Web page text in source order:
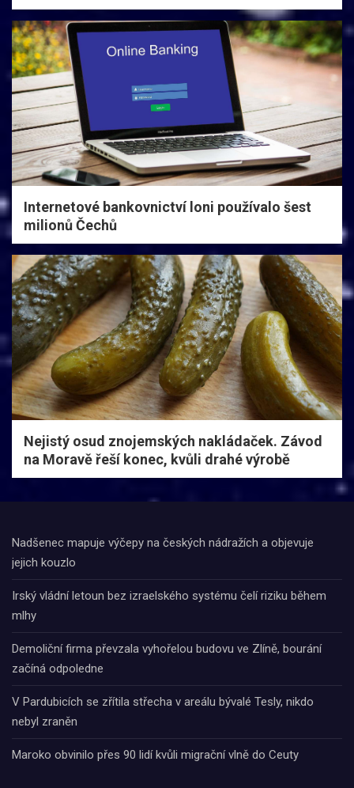
Internetové bankovnictví loni používalo šest
milionů Čechů
Nejistý osud znojemských nakládaček. Závod
na Moravě řeší konec, kvůli drahé výrobě
Nadšenec mapuje výčepy na českých nádražích a objevuje
jejich kouzlo
Irský vládní letoun bez izraelského systému čelí riziku během
mlhy
Demoliční firma převzala vyhořelou budovu ve Zlíně, bourání
začíná odpoledne
V Pardubicích se zřítila střecha v areálu bývalé Tesly, nikdo
nebyl zraněn
Maroko obvinilo přes 90 lidí kvůli migrační vlně do Ceuty